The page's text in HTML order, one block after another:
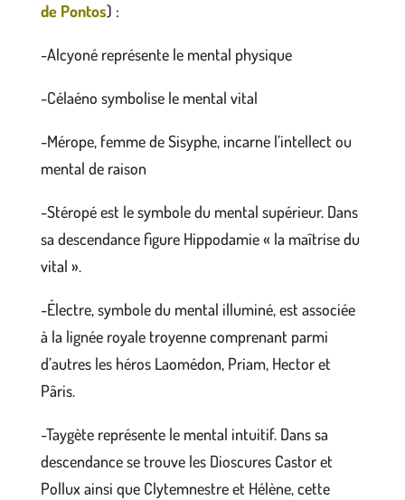
de Pontos) :
-Alcyoné représente le mental physique
-Célaéno symbolise le mental vital
-Mérope, femme de Sisyphe, incarne l’intellect ou
mental de raison
-Stéropé est le symbole du mental supérieur. Dans
sa descendance figure Hippodamie « la maîtrise du
vital ».
-Électre, symbole du mental illuminé, est associée
à la lignée royale troyenne comprenant parmi
d’autres les héros Laomédon, Priam, Hector et
Pâris.
-Taygète représente le mental intuitif. Dans sa
descendance se trouve les Dioscures Castor et
Pollux ainsi que Clytemnestre et Hélène, cette